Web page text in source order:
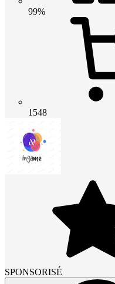
99%
1548
SPONSORISÉ